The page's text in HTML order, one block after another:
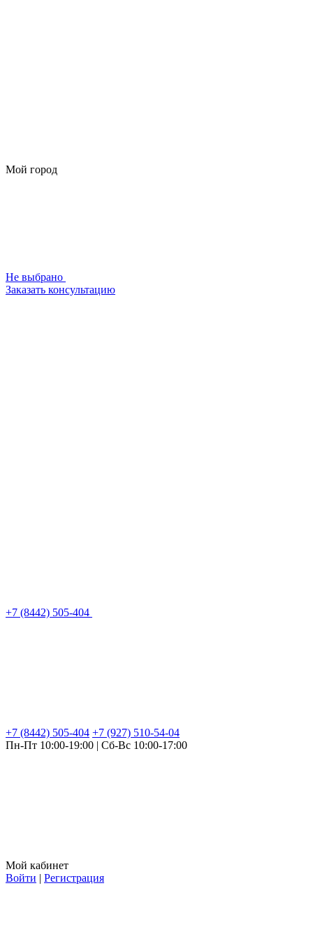
Мой город
Не выбрано
Заказать консультацию
+7 (8442) 505-404
+7 (8442) 505-404 +7 (927) 510-54-04
Пн-Пт 10:00-19:00 | Сб-Вс 10:00-17:00
Мой кабинет
Войти | Регистрация